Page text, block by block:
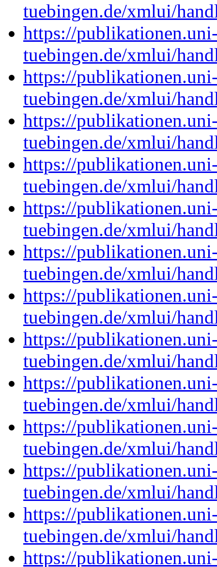
tuebingen.de/xmlui/
https://
tuebingen.de/xmlui/
https://
tuebingen.de/xmlui/
https://
tuebingen.de/xmlui/
https://
tuebingen.de/xmlui/
https://
tuebingen.de/xmlui/
https://
tuebingen.de/xmlui/
https://
tuebingen.de/xmlui/
https://
tuebingen.de/xmlui/
https://
tuebingen.de/xmlui/
https://
tuebingen.de/xmlui/
https://
tuebingen.de/xmlui/
https://
tuebingen.de/xmlui/
https://